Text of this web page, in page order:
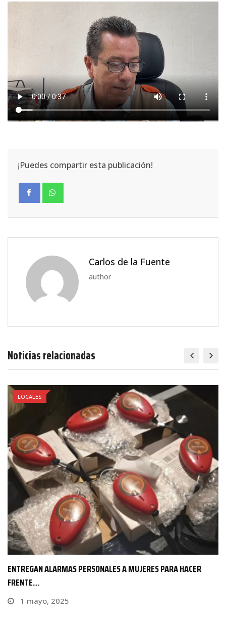
¡Puedes compartir esta publicación!
Carlos de la Fuente
author
Noticias relacionadas
LOCALES
FUNDAMENTAL RECONOCER A MUJERES VALIENTES QUE
PARTICIPARON EN…
10 abril, 2024